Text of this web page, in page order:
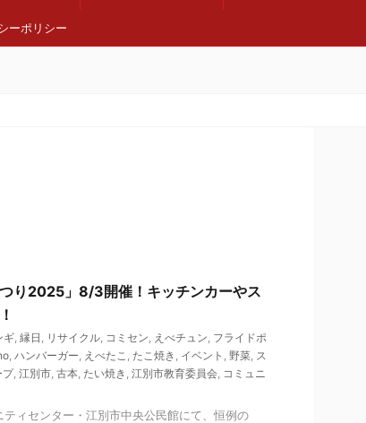
ーポリシー
つり2025」8/3開催！キッチンカーやス
ギ, 縁日 , リサイクル, コミセン, えべチュン, フライドポ
, ハンバーガー, えべたこ , たこ焼き , イベント , 野菜, ス
プ, 江別市, 古本, たい焼き , 江別市教育委員会, コミュニ
ィセンター・江別市中央公民館にて、恒例の